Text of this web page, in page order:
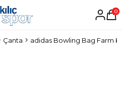
0
Çanta adidas Bowling Bag Farm